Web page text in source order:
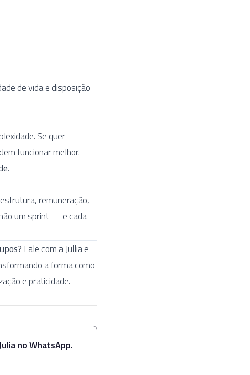
de vida e disposição
Se quer
funcionar melhor.
.
remuneração,
um sprint — e cada
Fale com a Jullia e
a forma como
e praticidade.
no WhatsApp.